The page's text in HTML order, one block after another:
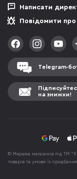
Написати
Повідомити про
Telegram-
на знижки!
© Мережа магазинів під ТМ
товарів та умови їх